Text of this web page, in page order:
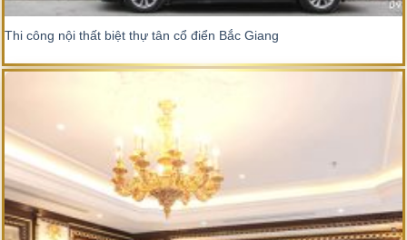
Thi công nội thất biệt thự tân cổ điển Bắc Giang